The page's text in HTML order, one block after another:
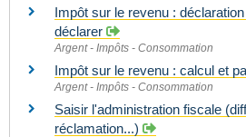
Impôt sur le revenu :
déclarer
Argent - Impôts - Consommation
Impôt sur le revenu : calcul et
Argent - Impôts - Consommation
Saisir l'administration fiscale
réclamation...)